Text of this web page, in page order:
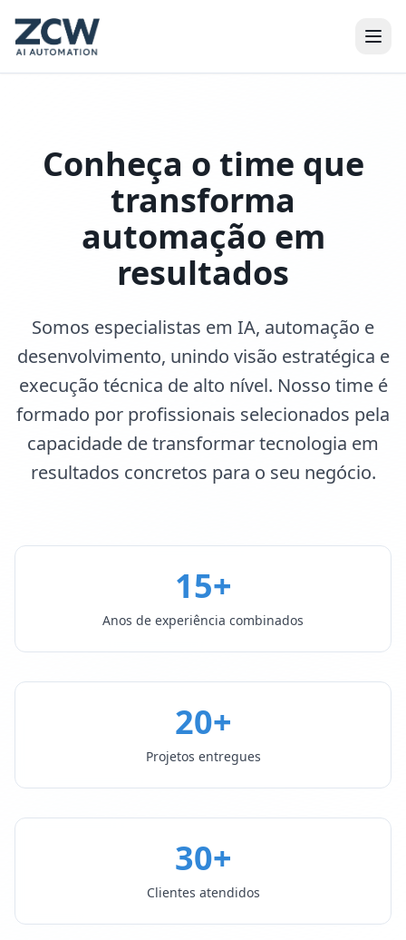
Conheça o time que
transforma
automação em
resultados
Somos especialistas em IA, automação e
desenvolvimento, unindo visão estratégica e
execução técnica de alto nível. Nosso time é
formado por profissionais selecionados pela
capacidade de transformar tecnologia em
resultados concretos para o seu negócio.
15+
Anos de experiência combinados
20+
Projetos entregues
30+
Clientes atendidos